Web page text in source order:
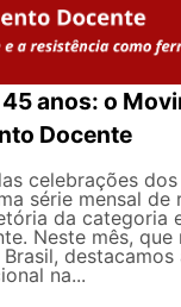
anos: o
Docente
celebrações
série mensal
da categoria
Neste mês, que
na...